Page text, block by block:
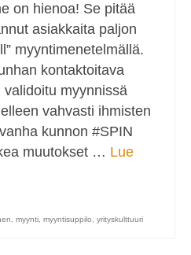
on hienoa! Se pitää
asiakkaita paljon
myyntimenetelmällä.
kontaktoitava
myynnissä
vahvasti ihmisten
kunnon #SPIN
muutokset … Lue
, myynti, myyntisuppilo, yrityskulttuuri